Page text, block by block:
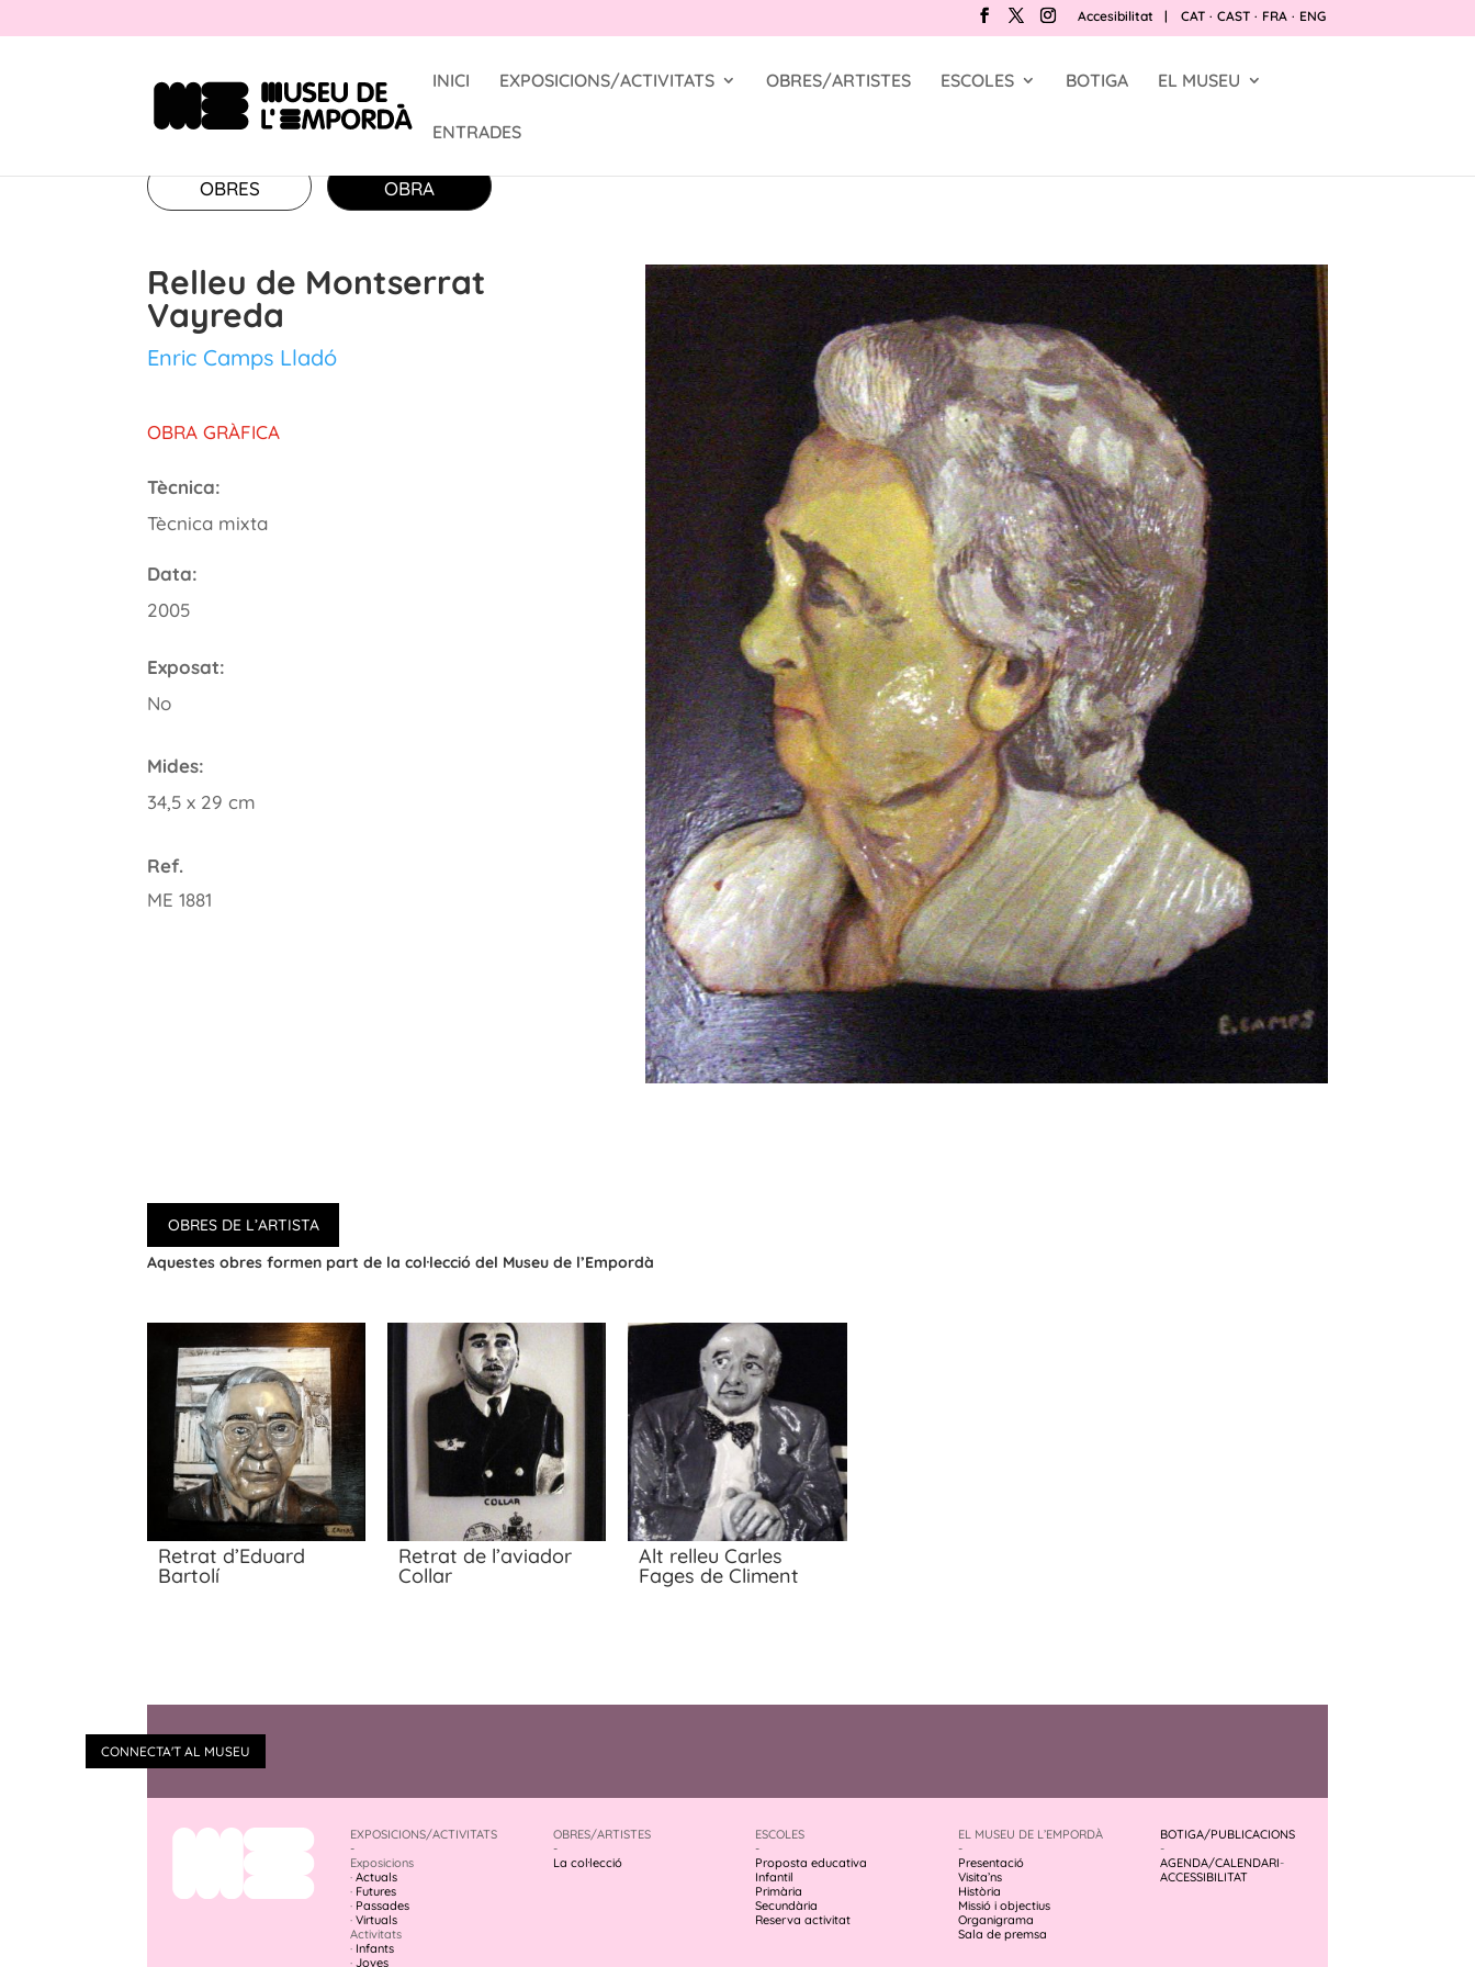
Accesibilitat | CAT · CAST · FRA · ENG
INICI EXPOSICIONS/ACTIVITATS OBRES/ARTISTES ESCOLES BOTIGA EL MUSEU
ENTRADES
OBRES OBRA
Relleu de Montserrat
Vayreda
Enric Camps Lladó
OBRA GRÀFICA
Tècnica:
Tècnica mixta
Data:
2005
Exposat:
No
Mides:
34,5 x 29 cm
Ref.
ME 1881
OBRES DE L’ARTISTA
Aquestes obres formen part de la col·lecció del Museu de l’Empordà
Retrat d’Eduard
Bartolí
Retrat de l’aviador
Collar
Alt relleu Carles
Fages de Climent
CONNECTA'T AL MUSEU
EXPOSICIONS/ACTIVITATS
-
Exposicions
· Actuals
· Futures
· Passades
· Virtuals
Activitats
· Infants
· Joves
OBRES/ARTISTES
-
La col·lecció
ESCOLES
-
Proposta educativa
Infantil
Primària
Secundària
Reserva activitat
EL MUSEU DE L’EMPORDÀ
-
Presentació
Visita’ns
Història
Missió i objectius
Organigrama
Sala de premsa
BOTIGA/PUBLICACIONS
-
AGENDA/CALENDARI-
ACCESSIBILITAT